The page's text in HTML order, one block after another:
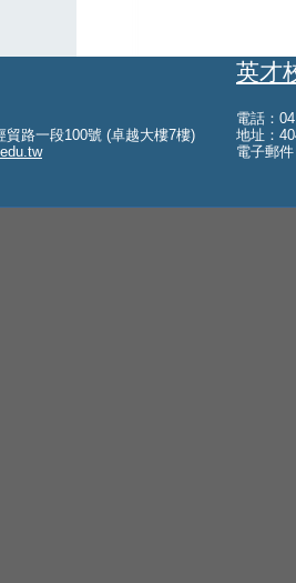
路一段100號 (卓越大樓7樓)
英才
電話：
地址：
電子郵